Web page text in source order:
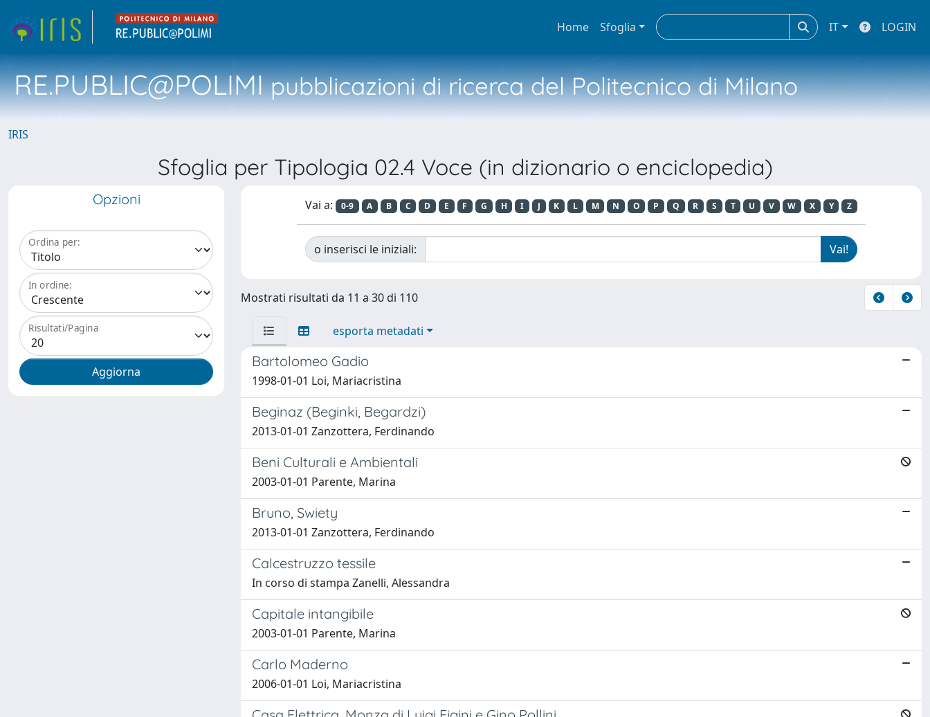
Home Sfoglia IT LOGIN
RE.PUBLIC@POLIMIpubblicazioni di ricerca del Politecnico di Milano
IRIS
Sfoglia per Tipologia 02.4 Voce (in dizionario o enciclopedia)
Opzioni
Ordina per:
In ordine:
Risultati/Pagina
Vai a: 0-9 A B C D E F G H I J K L M N O P Q R S T U V W X Y Z
o inserisci le iniziali:
Mostrati risultati da 11 a 30 di 110
esporta metadati
Bartolomeo Gadio
1998-01-01 Loi, Mariacristina
Beginaz (Beginki, Begardzi)
2013-01-01 Zanzottera, Ferdinando
Beni Culturali e Ambientali
2003-01-01 Parente, Marina
Bruno, Swiety
2013-01-01 Zanzottera, Ferdinando
Calcestruzzo tessile
In corso di stampa Zanelli, Alessandra
Capitale intangibile
2003-01-01 Parente, Marina
Carlo Maderno
2006-01-01 Loi, Mariacristina